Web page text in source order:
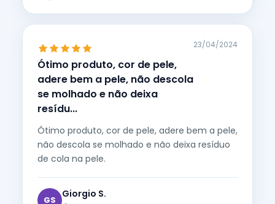
Ótimo produto, cor de pele,
adere bem a pele, não descola
se molhado e não deixa
resídu...
23/04/2024
Ótimo produto, cor de pele, adere bem a pele,
não descola se molhado e não deixa resíduo
de cola na pele.
GS
Giorgio S.